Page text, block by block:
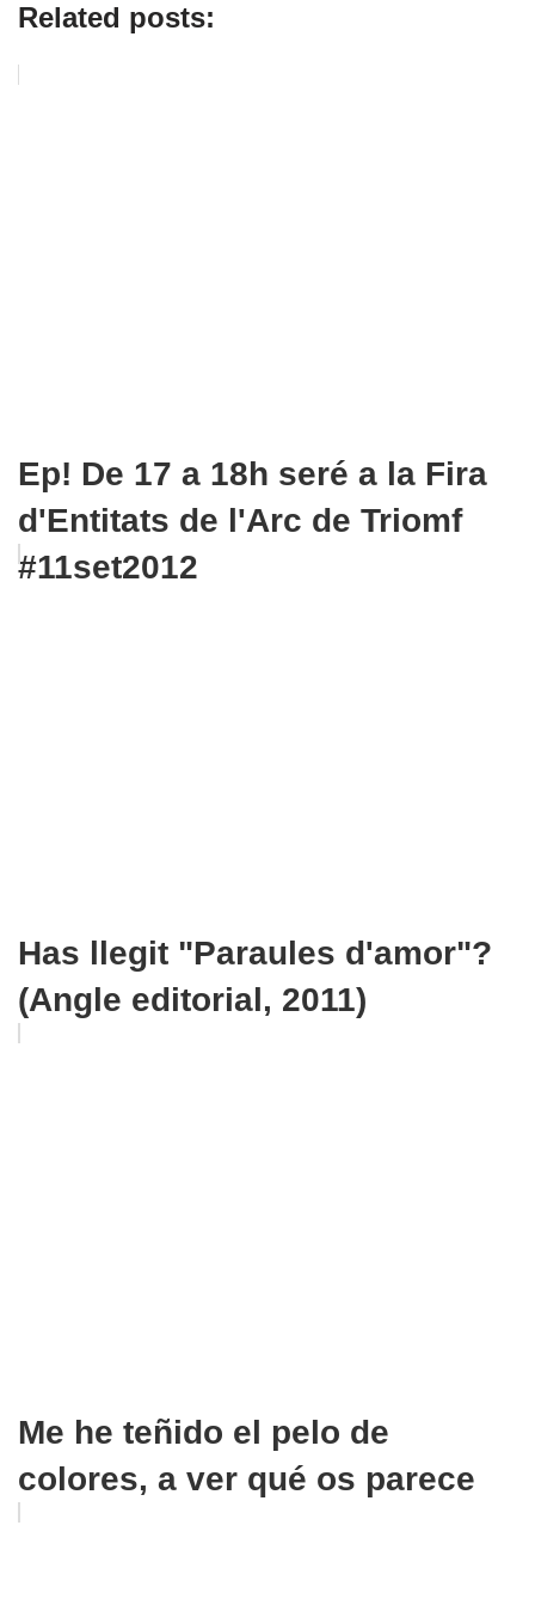
Related posts:
Ep! De 17 a 18h seré a la Fira
d'Entitats de l'Arc de Triomf
#11set2012
Has llegit "Paraules d'amor"?
(Angle editorial, 2011)
Me he teñido el pelo de
colores, a ver qué os parece